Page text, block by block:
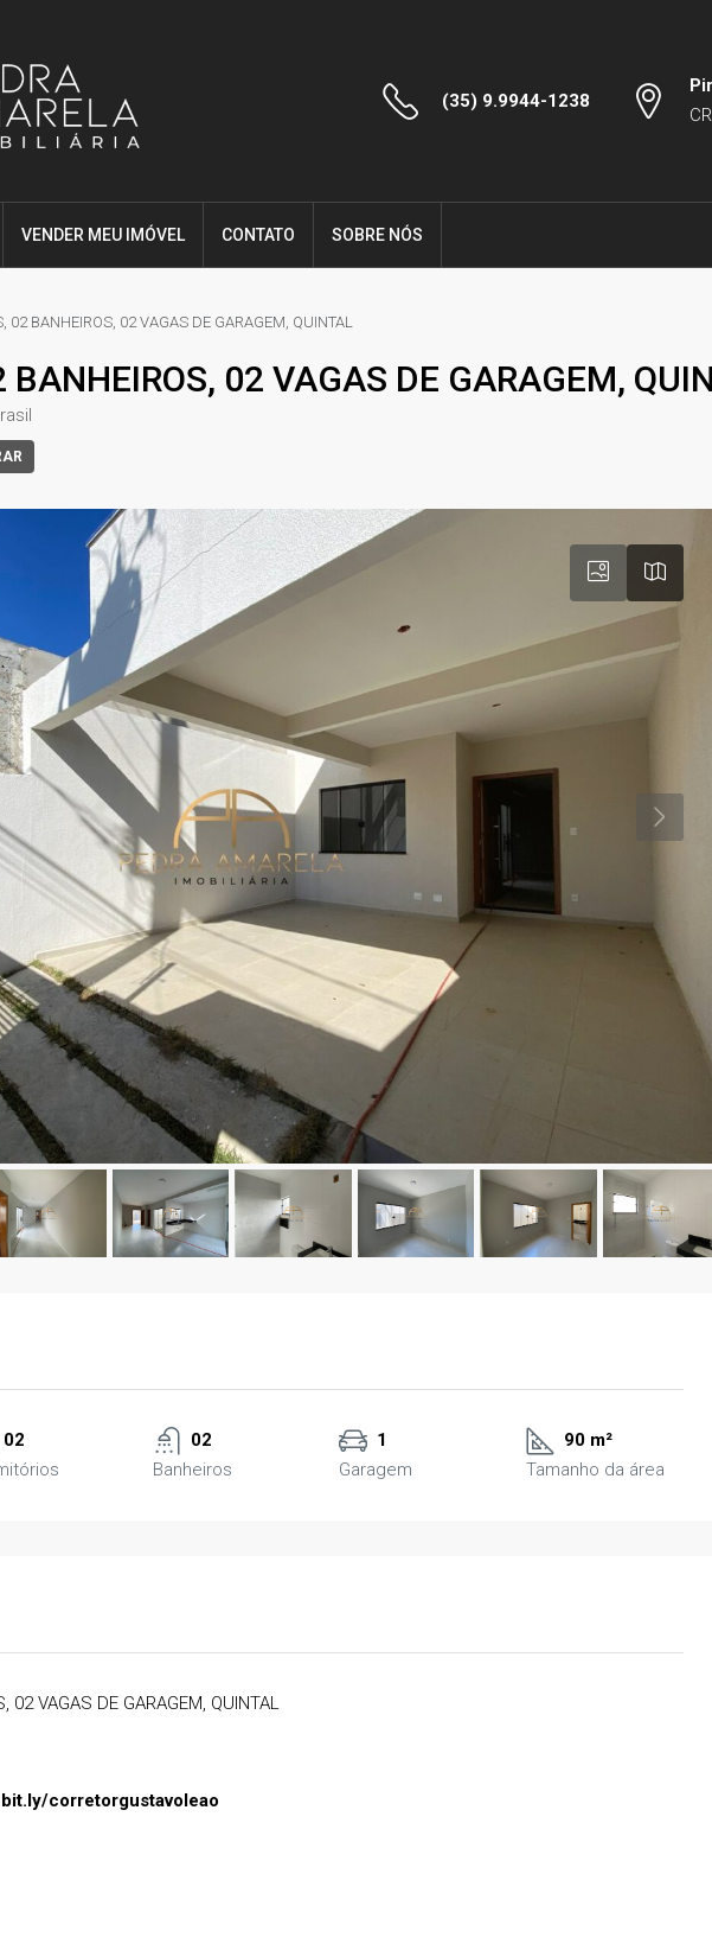
(35) 9.9944-1238
VENDER MEU IMÓVEL CONTATO SOBRE NÓS
02 BANHEIROS, 02 VAGAS DE GARAGEM, QUINTAL
BANHEIROS, 02 VAGAS DE GARAGEM,
02
02
Banheiros
1
Garagem
90 m²
Tamanho da área
02 VAGAS DE GARAGEM, QUINTAL
bit.ly/corretorgustavoleao